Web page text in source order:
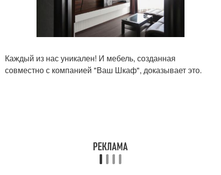
Каждый из нас уникален! И мебель, созданная
совместно с компанией "Ваш Шкаф", доказывает это.